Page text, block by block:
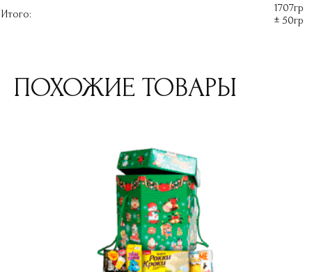
Итого:
1707гр
± 50гр
ПОХОЖИЕ ТОВАРЫ